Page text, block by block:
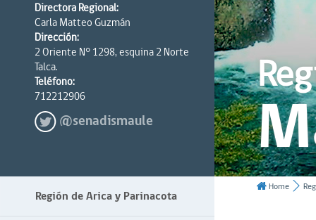
Directora Regional:
Carla Matteo Guzmán
Dirección:
2 Oriente N° 1298, esquina 2 Norte
Talca.
Teléfono:
712212906
@senadismaule
Región de Arica y Parinacota
Home